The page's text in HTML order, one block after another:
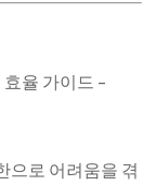
효율 가이드 -
으로 어려움을 겪